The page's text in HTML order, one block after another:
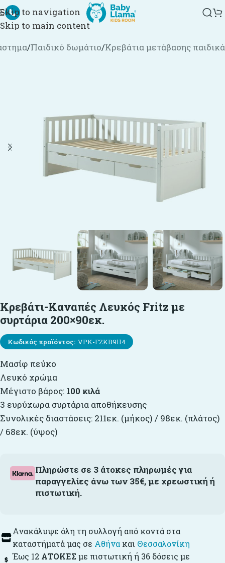
Skip to navigation
Skip to main content
/Παιδικό δωμάτιο/Κρεβάτια μετάβασης παιδικά
Κρεβάτι-Καναπές Λευκός Fritz με
συρτάρια 200×90εκ.
Κωδικός προϊόντος: VPK-FZKB9114
Μασίφ πεύκο
Λευκό χρώμα
Μέγιστο βάρος: 100 κιλά
3 ευρύχωρα συρτάρια αποθήκευσης
Συνολικές διαστάσεις: 211εκ. (μήκος) / 98εκ. (πλάτος)
/ 68εκ. (ύψος)
Πληρώστε σε 3 άτοκες πληρωμές για
παραγγελίες άνω των 35€, με χρεωστική ή
πιστωτική.
Ανακάλυψε όλη τη συλλογή από κοντά στα
καταστήματά μας σε Αθήνα και Θεσσαλονίκη
Έως 12 ΑΤΟΚΕΣ με πιστωτική ή 36 δόσεις με